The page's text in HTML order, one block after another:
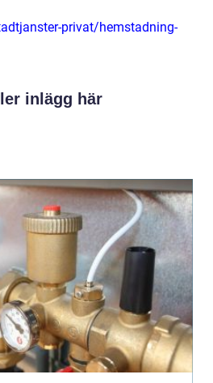
privat/hemstadning-
inlägg här